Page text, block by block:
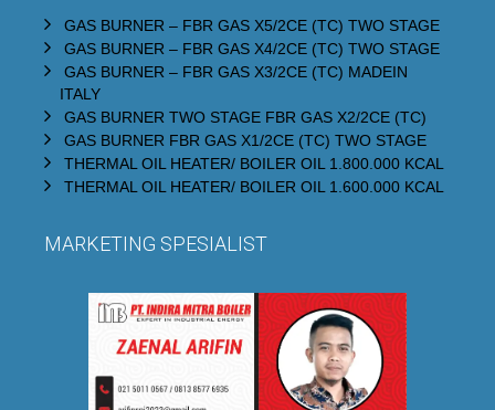
GAS BURNER – FBR GAS X5/2CE (TC) TWO STAGE
GAS BURNER – FBR GAS X4/2CE (TC) TWO STAGE
GAS BURNER – FBR GAS X3/2CE (TC) MADEIN
ITALY
GAS BURNER TWO STAGE FBR GAS X2/2CE (TC)
GAS BURNER FBR GAS X1/2CE (TC) TWO STAGE
THERMAL OIL HEATER/ BOILER OIL 1.800.000 KCAL
THERMAL OIL HEATER/ BOILER OIL 1.600.000 KCAL
MARKETING SPESIALIST